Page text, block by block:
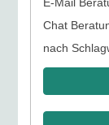
Chat
nach